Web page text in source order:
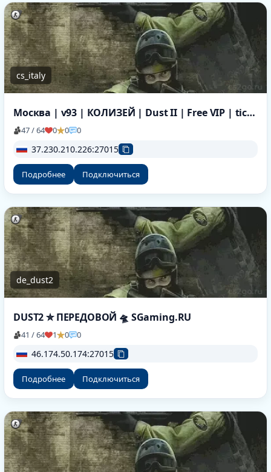
cs_italy
Москва | v93 | КОЛИЗЕЙ | Dust II | Free VIP | tickrate 100
47 / 64 0 0 0
37.230.210.226:27015
Подробнее Подключиться
de_dust2
DUST2 ✮ ПEPEДOBOЙ 🛸 SGaming.RU
41 / 64 1 0 0
46.174.50.174:27015
Подробнее Подключиться